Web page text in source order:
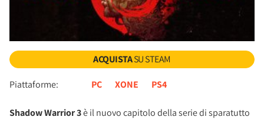
ACQUISTASU STEAM
Piattaforme: PC XONE PS4
Shadow Warrior 3è il nuovo capitolo della serie di sparatutto